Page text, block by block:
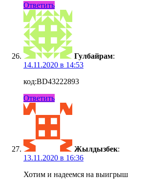
Ответить
Гулбайрам:
14.11.2020 в 14:53
код:BD43222893
Ответить
Жылдызбек:
13.11.2020 в 16:36
Хотим и надеемся на выигрыш